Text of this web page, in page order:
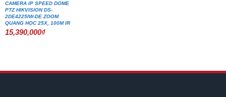
CAMERA IP SPEED DOME
PTZ HIKVISION DS-
2DE4225IW-DE ZOOM
QUANG HỌC 25X, 100M IR
15,390,000₫